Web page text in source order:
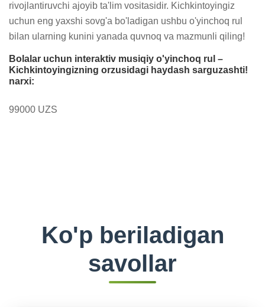
rivojlantiruvchi ajoyib ta'lim vositasidir. Kichkintoyingiz
uchun eng yaxshi sovg'a bo'ladigan ushbu o'yinchoq rul
bilan ularning kunini yanada quvnoq va mazmunli qiling!
Bolalar uchun interaktiv musiqiy o'yinchoq rul –
Kichkintoyingizning orzusidagi haydash sarguzashti!
narxi:
99000 UZS
Ko'p beriladigan
savollar